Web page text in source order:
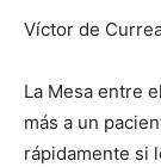
Víctor de
La Mesa entre
más a un
rápidamente si